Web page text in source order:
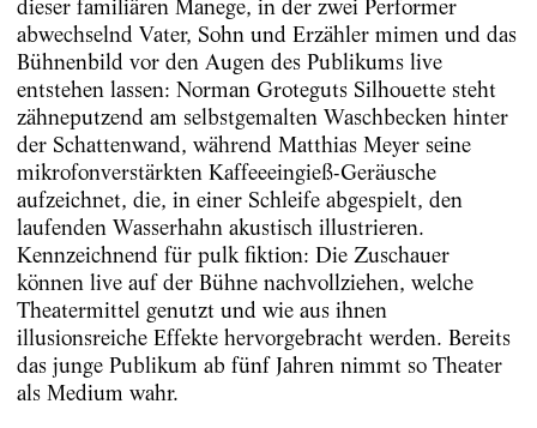
dieser familiären Manege, in der zwei Performer
abwechselnd Vater, Sohn und Erzähler mimen und das
Bühnenbild vor den Augen des Publikums live
entstehen lassen: Norman Groteguts Silhouette steht
zähneputzend am selbstgemalten Waschbecken hinter
der Schattenwand, während Matthias Meyer seine
mikrofonverstärkten Kaffeeeingieß-Geräusche
aufzeichnet, die, in einer Schleife abgespielt, den
laufenden Wasserhahn akustisch illustrieren.
Kennzeichnend für pulk fiktion: Die Zuschauer
können live auf der Bühne nachvollziehen, welche
Theatermittel genutzt und wie aus ihnen
illusionsreiche Effekte hervorgebracht werden. Bereits
das junge Publikum ab fünf Jahren nimmt so Theater
als Medium wahr.